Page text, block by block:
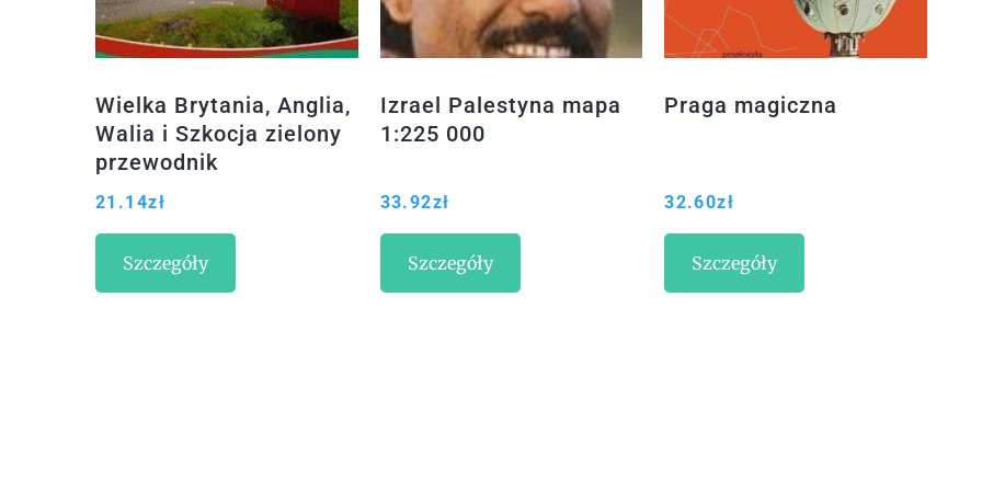
Wielka Brytania, Anglia,
Walia i Szkocja zielony
przewodnik
21.14zł
Szczegóły
Izrael Palestyna mapa
1:225 000
33.92zł
Szczegóły
Praga magiczna
32.60zł
Szczegóły